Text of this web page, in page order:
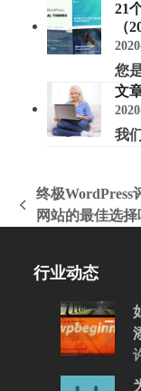
21
（
您
文
我
上
文
终极WordPress
网站的最佳选择
行业动态